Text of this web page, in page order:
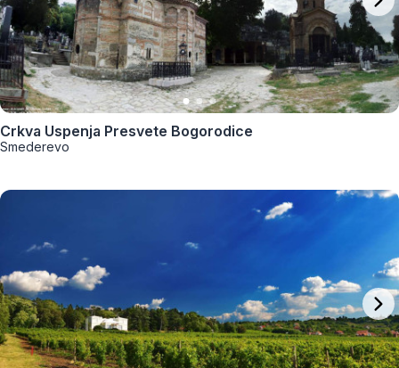
Crkva Uspenja Presvete Bogorodice
Smederevo